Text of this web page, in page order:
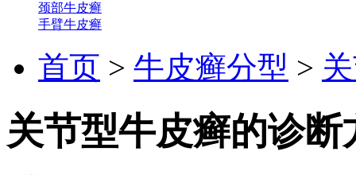
颈部牛皮癣
手臂牛皮癣
首页 > 牛皮癣分型 >
关节型牛皮癣的诊断